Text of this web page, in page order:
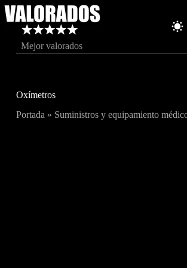
Saltar
al
contenido
Mejor valorados
Oxímetros
Portada » Suministros y equipamiento